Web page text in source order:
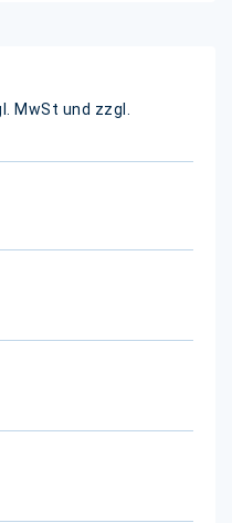
MwSt und zzgl.